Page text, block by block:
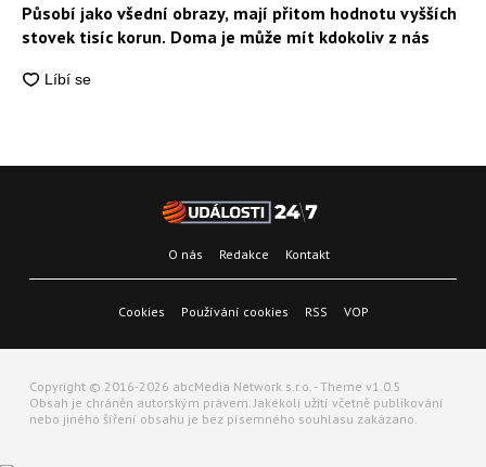
Působí jako všední obrazy, mají přitom hodnotu vyšších
stovek tisíc korun. Doma je může mít kdokoliv z nás
O nás Redakce Kontakt
Cookies Používání cookies RSS VOP
Copyright © 2016-2026 abcMedia Network s.r.o. - Theme v1.0.5
Obsah je chráněn autorským právem. Jakékoli užití včetně publikování
nebo jiného šíření obsahu je bez písemného souhlasu zakázano.